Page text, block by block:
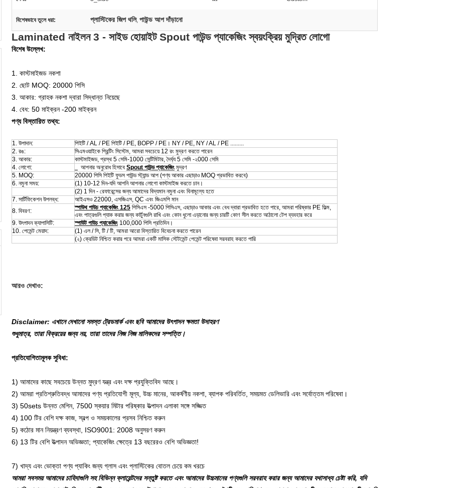
বিশেষভাবে তুলে ধরা: প্লাস্টিকের জিপ থলি, পাউন্ড আপ দাঁড়ানো
Laminated নাইলন 3 - সাইড হোয়াইট Spout পাউন্ড প্যাকেজিং স্বয়ংক্রিয় মুদ্রিত লোগো
বিশেষ উল্লেখ:
1. কাস্টমাইজড নকশা
2. ছোট MOQ: 20000 পিসি
3. আকার: গ্রাহক নকশা দ্বারা সিদ্ধান্ত নিয়েছে
4. বেধ: 50 মাইক্রন -200 মাইক্রন
পণ্য বিস্তারিত তথ্য:
1. উপাদান: পিইটি / AL / PE পিইটি / PE, BOPP / PE। NY / PE, NY / AL / PE .........
2. রঙ:
সিএমওয়াইকে প্রিন্টিং সিস্টেম, আমরা সবচেয়ে 12 রং মুদ্রণ করতে পারেন
3. আকার:
কাস্টমাইজড, প্রস্থ 5 সেমি-1000 সেন্টিমিটার, দৈর্ঘ্য 5 সেমি -২000 সেমি
4. লোগো:
আপনার অনুরোধ হিসাবে Spout পাউন্ড প্যাকেজিং মুদ্রণ
5. MOQ:
20000 পিসি পিইটি ফুডস পাউন্ড স্ট্যান্ড আপ (পণ্য আকার এছাড়াও MOQ প্রভাবিত করবে)
6. নমুনা সময়:
(1) 10-12 দিন-যদি আপনি আপনার লোগো কাস্টমাইজ করতে চান।
(2) 1 দিন - রেফারেন্সের জন্য আমাদের বিদ্যমান নমুনা এবং বিনামূল্যে হতে
7. সার্টিফিকেশন উপলব্ধ:
আইএসও 22000, এসজিএস, QC এবং জিএমপি মান
8. বিবরণ:
স্পাউথ পাউচ প্যাকেজিং 125 পিসিএস -5000 পিসিএস, এছাড়াও আকার এবং বেধ দ্বারা প্রভাবিত হতে পারে, আমরা পরিষ্কার PE ফিল্ম,
এবং পাত্রগুলি প্যাক করার জন্য কার্টুনগুলি রাখি এবং কোন ধুলো এড়ানোর জন্য চারটি কোণ সীল করতে আঠালো টেপ ব্যবহার করে
9. উৎপাদন ক্যাপাসিটি:
স্পাউট পাউচ প্যাকেজিং 100,000 পিসি প্রতিদিন।
10. পেমেন্ট মেয়াদ:
(1) এল / সি, টি / টি, আমরা আরো বিস্তারিত বিবেচনা করতে পারেন
(২) ক্রেডিট নিশ্চিত করার পরে আমরা একটি মাসিক স্টেটমেন্ট পেমেন্ট পরিষেবা সরবরাহ করতে পারি
আরও দেখাও:
Disclaimer: এখানে দেখানো সমস্ত ট্রেডমার্ক এবং ছবি আমাদের উৎপাদন ক্ষমতা উদাহরণ
শুধুমাত্র, তারা বিক্রয়ের জন্য নয়, তারা তাদের নিজ নিজ মালিকদের সম্পত্তি।
প্রতিযোগিতামূলক সুবিধা:
1) আমাদের কাছে সবচেয়ে উন্নত মুদ্রণ যন্ত্র এবং দক্ষ প্রযুক্তিবিদ আছে।
2) আমরা প্রতিশ্রুতিবদ্ধ আমাদের পণ্য প্রতিযোগী মূল্য, উচ্চ মানের, আকর্ষণীয় নকশা, ব্যাপক পরিবর্তিত, সময়মত ডেলিভারি এবং সর্বোত্তম পরিষেবা।
3) 50sets উন্নত মেশিন, 7500 স্কয়ার মিটার পরিষ্কার উত্পাদন এলাকা সঙ্গে সজ্জিত
4) 100 টির বেশি দক্ষ কাজ, স্বল্প ও সময়কালের প্রসব নিশ্চিত করুন
5) কঠোর মান নিয়ন্ত্রণ ব্যবস্থা, ISO9001: 2008 অনুসরণ করুন
6) 13 টির বেশি উত্পাদন অভিজ্ঞতা; প্যাকেজিং ক্ষেত্রে 13 বছরেরও বেশি অভিজ্ঞতা!
7) খাদ্য এবং ভোক্তা পণ্য প্যাকিং জন্য গ্লাস এবং প্লাস্টিকের বোতল চেয়ে কম খরচে
আমরা সবসময় আমাদের চাহিদাগুলি সহ বিভিন্ন ক্লায়েন্টদের সন্তুষ্ট করতে এবং আমাদের উচ্চমানের পণ্যগুলি সরবরাহ করার জন্য আমাদের যথাসাধ্য চেষ্টা করি, যদি